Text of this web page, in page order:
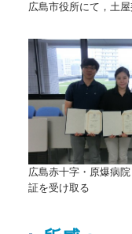
広島市役所にて，土
広島赤十字・原爆病
証を受け取る